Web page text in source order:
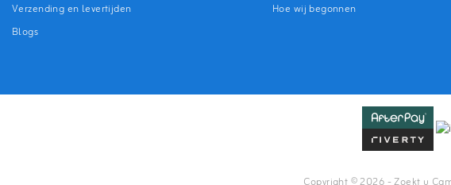
Verzending en levertijden
Blogs
Hoe wij begonnen